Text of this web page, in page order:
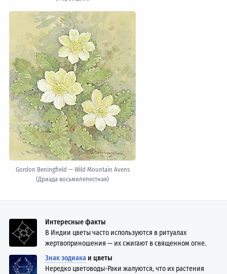
Gordon Beningfield — Wild Mountain Avens
(Дриада восьмилепестная)
Интересные факты
В Индии цветы часто используются в ритуалах
жертвоприношения — их сжигают в священном огне.
Знак зодиака и цветы
Нередко цветоводы-Раки жалуются, что их растения